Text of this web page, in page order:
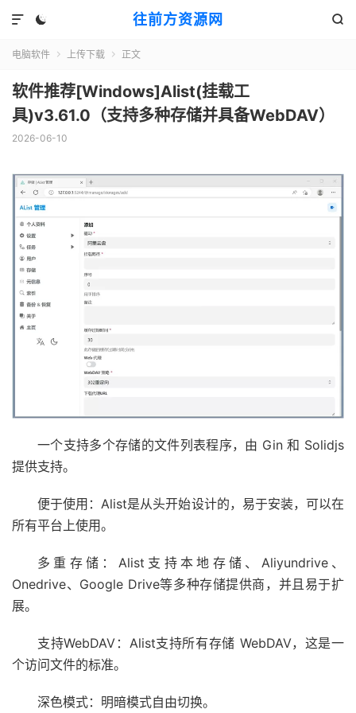
往前方资源网
 

电脑软件  上传下载  正文
软件推荐[Windows]Alist(挂载工
具)v3.61.0（支持多种存储并具备WebDAV）
2026-06-10
一个支持多个存储的文件列表程序，由 Gin 和 Solidjs
提供支持。
便于使用：Alist是从头开始设计的，易于安装，可以在
所有平台上使用。
多重存储：Alist支持本地存储、Aliyundrive、
Onedrive、Google Drive等多种存储提供商，并且易于扩
展。
支持WebDAV：Alist支持所有存储 WebDAV，这是一
个访问文件的标准。
深色模式：明暗模式自由切换。